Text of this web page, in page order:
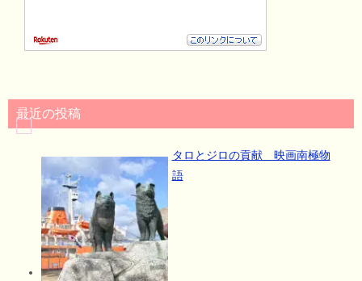
最近の投稿
タロとジロの貢献 映画南極物
語